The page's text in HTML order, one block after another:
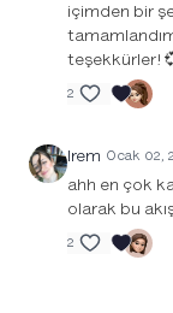
içimden bir
teşekkürler!
2
Irem Ocak 02,
ahh en çok
olarak bu
2